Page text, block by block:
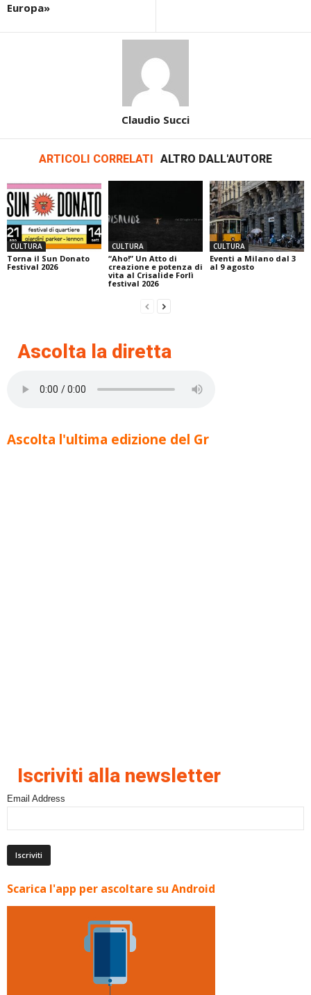
Europa»
Claudio Succi
ARTICOLI CORRELATI ALTRO DALL'AUTORE
CULTURA
Torna il Sun Donato
Festival 2026
CULTURA
“Aho!” Un Atto di
creazione e potenza di
vita al Crisalide Forlì
festival 2026
CULTURA
Eventi a Milano dal 3
al 9 agosto
Ascolta la diretta
Ascolta l'ultima edizione del Gr
Iscriviti alla newsletter
Email Address
Scarica l'app per ascoltare su Android